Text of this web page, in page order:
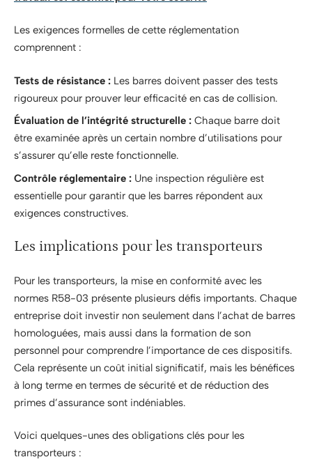
Les exigences formelles de cette réglementation
comprennent :
Tests de résistance : Les barres doivent passer des tests
rigoureux pour prouver leur efficacité en cas de collision.
Évaluation de l’intégrité structurelle : Chaque barre doit
être examinée après un certain nombre d’utilisations pour
s’assurer qu’elle reste fonctionnelle.
Contrôle réglementaire : Une inspection régulière est
essentielle pour garantir que les barres répondent aux
exigences constructives.
Les implications pour les transporteurs
Pour les transporteurs, la mise en conformité avec les
normes R58-03 présente plusieurs défis importants. Chaque
entreprise doit investir non seulement dans l’achat de barres
homologuées, mais aussi dans la formation de son
personnel pour comprendre l’importance de ces dispositifs.
Cela représente un coût initial significatif, mais les bénéfices
à long terme en termes de sécurité et de réduction des
primes d’assurance sont indéniables.
Voici quelques-unes des obligations clés pour les
transporteurs :